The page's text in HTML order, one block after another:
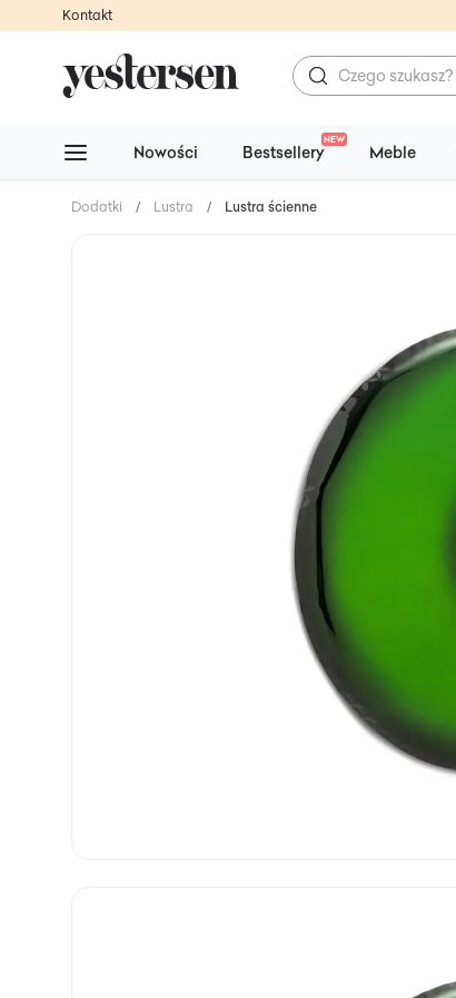
Kontakt
Nowości Bestsellery
NEW
Meble
Dodatki / Lustra / Lustra ścienne